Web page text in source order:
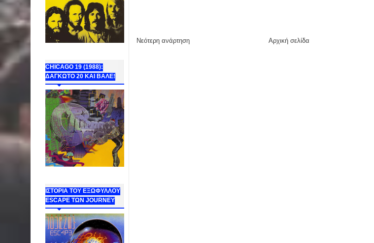
CHICAGO 19 (1988):
ΔΑΓΚΩΤΟ 20 ΚΑΙ ΒΑΛΕ!
ΙΣΤΟΡΙΑ ΤΟΥ ΕΞΩΦΥΛΛΟΥ
ESCAPE ΤΩΝ JOURNEY
Νεότερη ανάρτηση Αρχική σελίδα